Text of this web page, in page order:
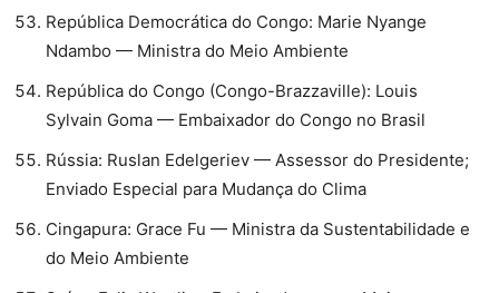
⁠República Democrática do Congo: Marie Nyange
Ndambo — Ministra do Meio Ambiente
⁠República do Congo (Congo-Brazzaville): Louis
Sylvain Goma — Embaixador do Congo no Brasil
⁠Rússia: Ruslan Edelgeriev — Assessor do Presidente;
Enviado Especial para Mudança do Clima
Cingapura: Grace Fu — Ministra da Sustentabilidade e
do Meio Ambiente